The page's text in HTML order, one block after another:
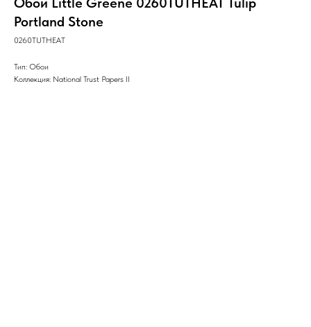
Portland Stone
0260TUTHEAT
Тип: Обои
Коллекция: National Trust Papers II